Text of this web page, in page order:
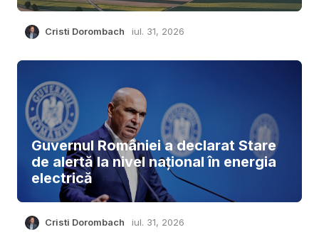
Cristi Dorombach iul. 31, 2026
Guvernul României a declarat Stare
de alertă la nivel național în energia
electrică
Cristi Dorombach iul. 31, 2026